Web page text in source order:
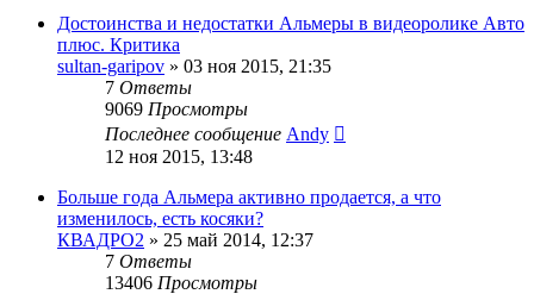
Достоинства и недостатки Альмеры в видеоролике Авто
плюс. Критика
sultan-garipov » 03 ноя 2015, 21:35
7 Ответы
9069 Просмотры
Последнее сообщение Andy
12 ноя 2015, 13:48
Больше года Альмера активно продается, а что
изменилось, есть косяки?
КВАДРО2 » 25 май 2014, 12:37
7 Ответы
13406 Просмотры